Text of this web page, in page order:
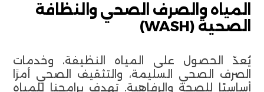
المياه والصرف الصحي والنظافة
الصحية (WASH)
يُعدّ الحصول على المياه النظيفة، وخدمات
الصرف الصحي السليمة، والتثقيف الصحي أمرًا
أساسيًا للصحة والرفاهية. تهدف برامجنا للمياه